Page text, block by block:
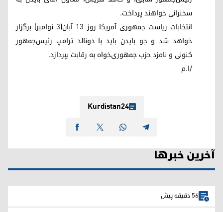
سخنرانی خواهند پرداخت.
انتخابات ریاست‌ جمهوری آمریکا روز ۱۳ آبان(٣ نوامبر) برگزار
خواهد شد و جو بایدن باید با دونالد ترامپ رئیس‌جمهور
کنونی و نامزد حزب جمهوری‌خواه به رقابت بپردازد.
/ا.م
Kurdistan24
آخرین خبرها
56 دقیقه پیش